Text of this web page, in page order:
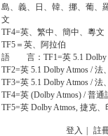
島、義、日、韓、挪、葡、
文
TF4=英、繁中、簡中、粵文
TF5＝英、阿拉伯
語 言：TF1=英 5.1 Dolby
TF2=英 5.1 Dolby Atmos /
TF3=英 5.1 Dolby Atmos /
TF4=英 (Dolby Atmos) / 普通
TF5=英 Dolby Atmos, 捷克
登入 註